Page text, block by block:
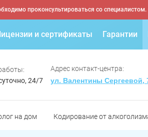
проконсультироваться со специалистом.
и сертификаты Гарантии
24/7
Адрес контакт-центра:
ул. Валентины
на дом Кодирование от